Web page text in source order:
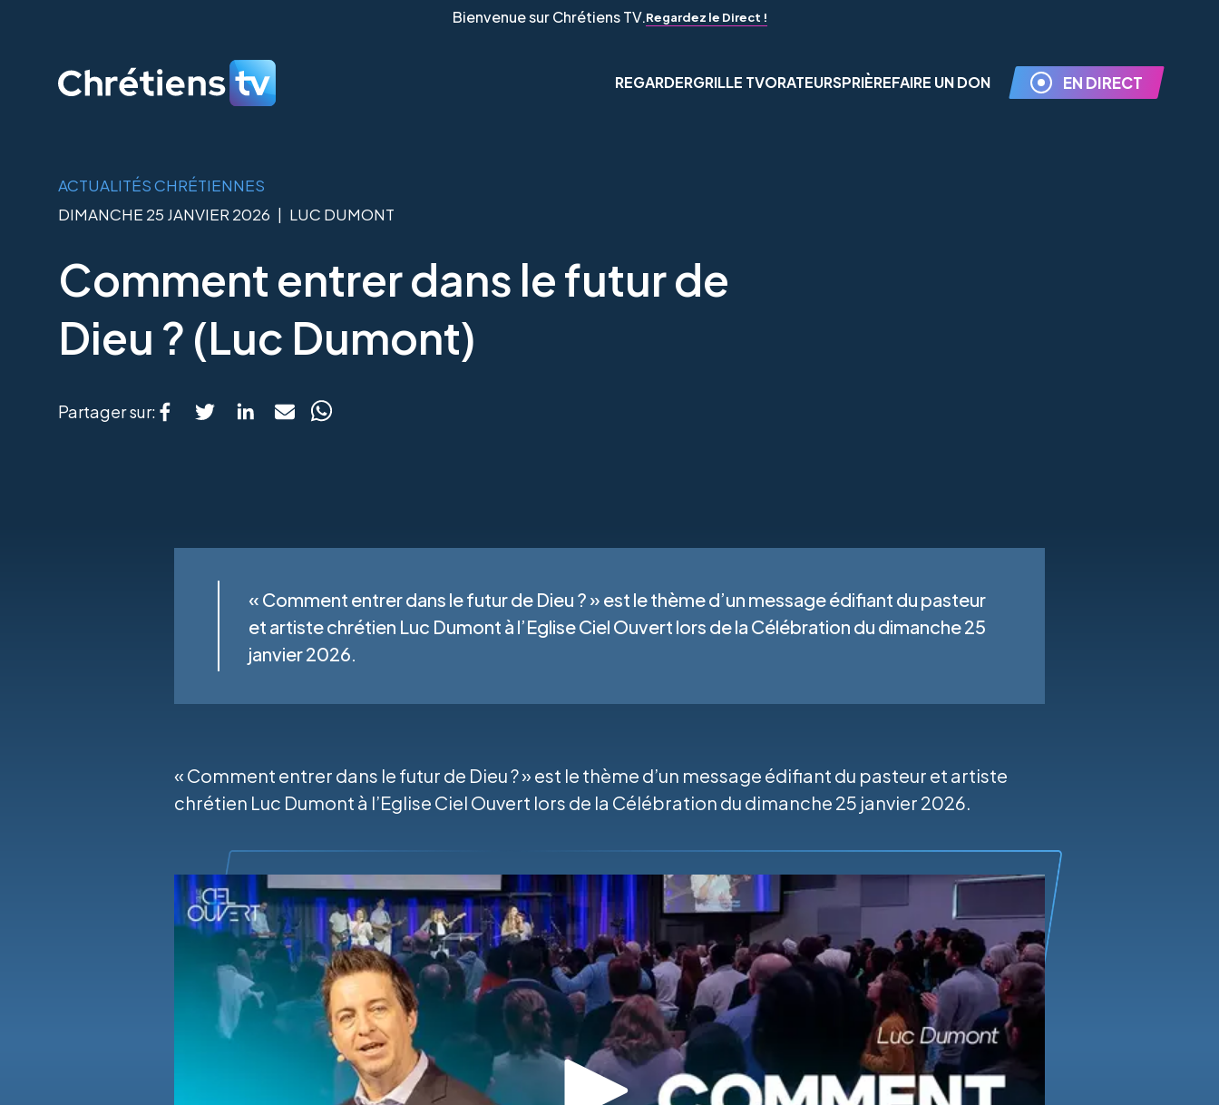
Bienvenue sur Chrétiens TV.Regardez le Direct !
REGARDERGRILLE TVORATEURSPRIÈREFAIRE UN DON EN DIRECT
ACTUALITÉS CHRÉTIENNES
DIMANCHE 25 JANVIER 2026 | LUC DUMONT
Comment entrer dans le futur de
Dieu ? (Luc Dumont)
Partager sur:
« Comment entrer dans le futur de Dieu ? » est le thème d’un message édifiant du pasteur
et artiste chrétien Luc Dumont à l’Eglise Ciel Ouvert lors de la Célébration du dimanche 25
janvier 2026.
« Comment entrer dans le futur de Dieu ? » est le thème d’un message édifiant du pasteur et artiste
chrétien Luc Dumont à l’Eglise Ciel Ouvert lors de la Célébration du dimanche 25 janvier 2026.